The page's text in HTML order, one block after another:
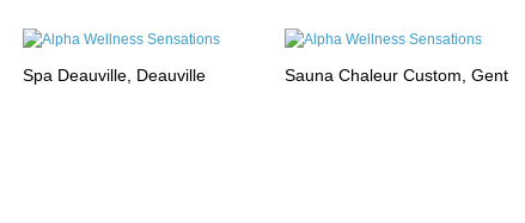
Spa Deauville, Deauville Sauna Chaleur Custom, Gent